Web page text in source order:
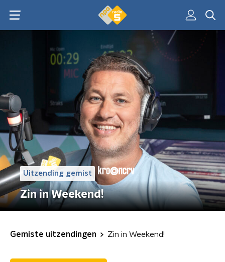
Uitzending gemist
Zin in Weekend!
Gemiste uitzendingen Zin in Weekend!